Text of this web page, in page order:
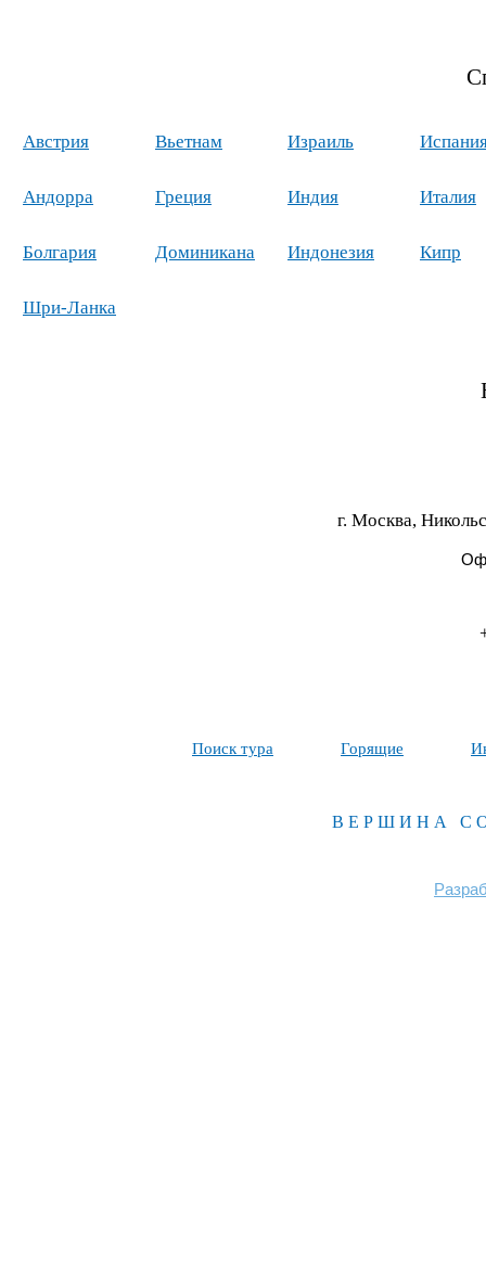
Австрия
Андорра
Болгария
Вьетнам
Греция
Доминикана
Израиль
Индия
Индонезия
Италия
Кипр
Шри-Ланка
г. Москва,
Поиск тура Горящие
ВЕРШИНА